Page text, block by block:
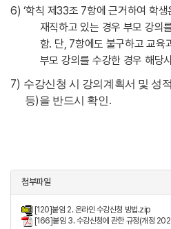
6) ‘학칙 제33조 7항에 근거하여 학
재직하고 있는 경우 부모 강의
함. 단, 7항에도 불구하고 교육
부모 강의를 수강한 경우 해당
7) 수강신청 시 강의계획서 및 성
등)을 반드시 확인.
첨부파일
[120]붙임 2. 온라인 수강신청 방법.zip
[166]붙임 3. 수강신청에 관한 규정(개정